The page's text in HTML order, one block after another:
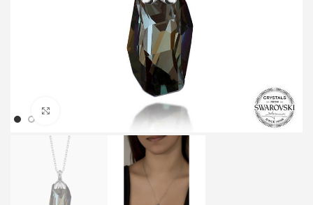
Klicken um zu vergrößern